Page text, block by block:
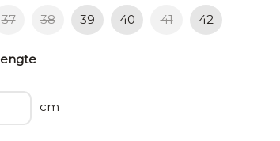
37 38 39 40 41 42
cm